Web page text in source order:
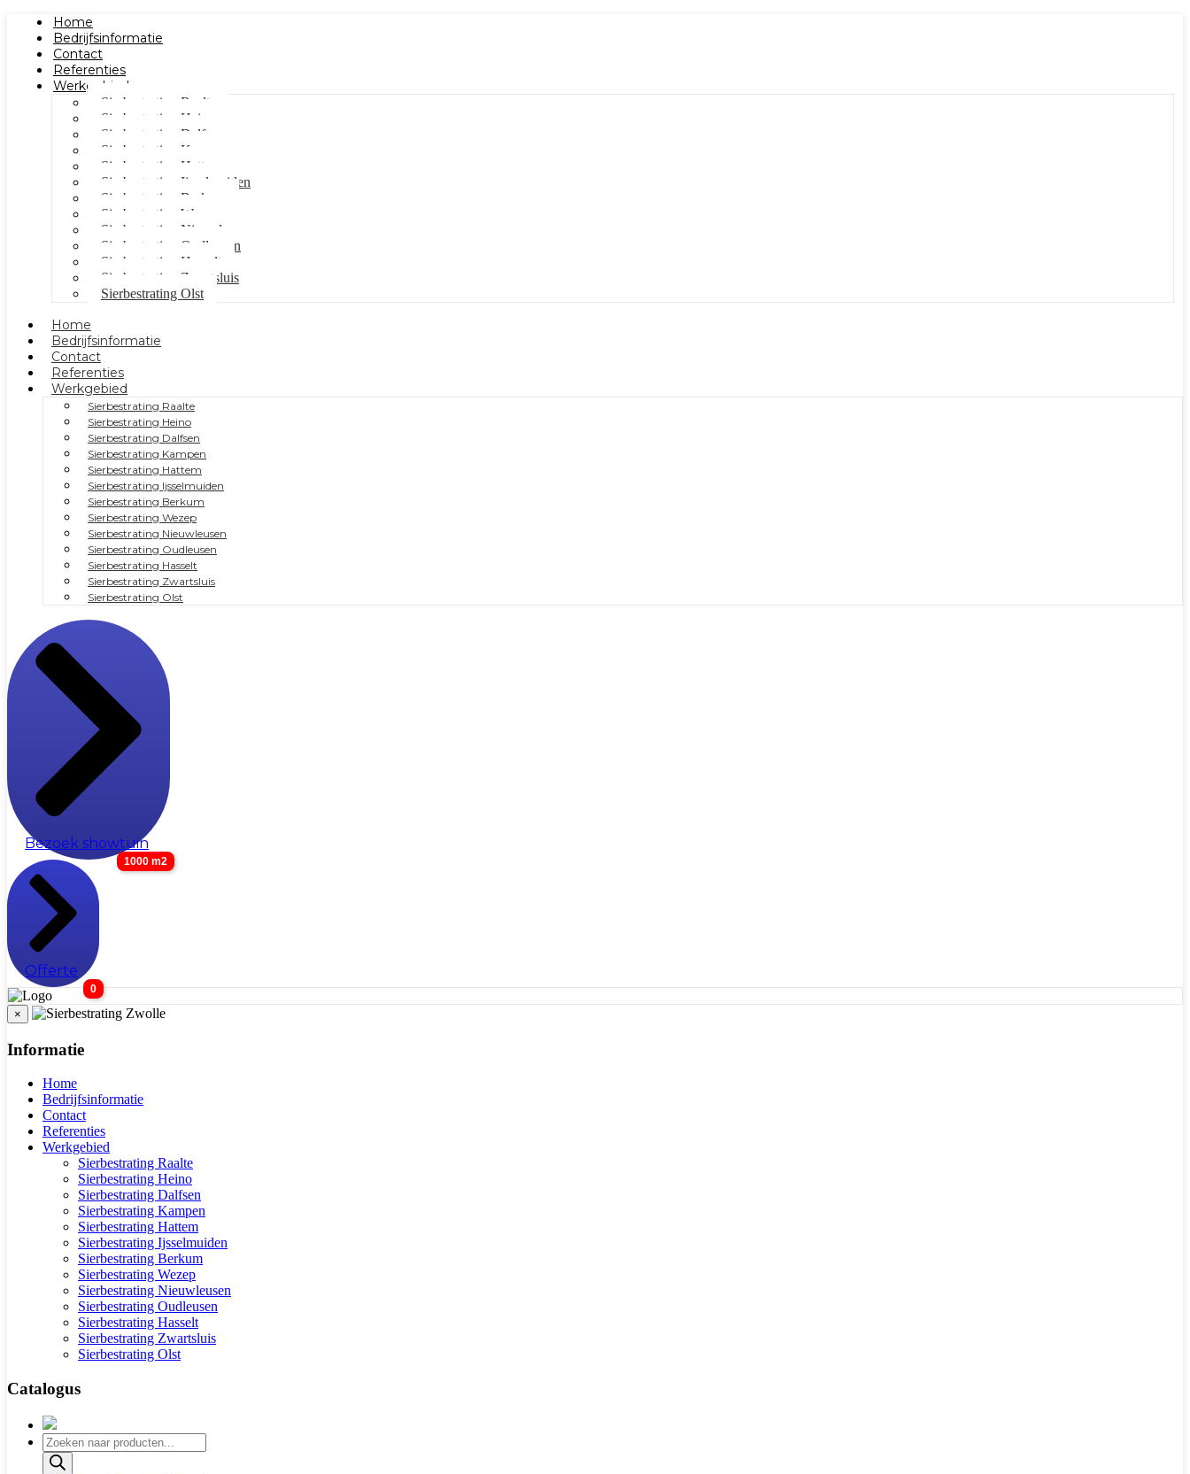
Home
Bedrijfsinformatie
Contact
Referenties
Werkgebied
Sierbestrating Raalte
Sierbestrating Heino
Sierbestrating Dalfsen
Sierbestrating Kampen
Sierbestrating Hattem
Sierbestrating Ijsselmuiden
Sierbestrating Berkum
Sierbestrating Wezep
Sierbestrating Nieuwleusen
Sierbestrating Oudleusen
Sierbestrating Hasselt
Sierbestrating Zwartsluis
Sierbestrating Olst
Home
Bedrijfsinformatie
Contact
Referenties
Werkgebied
Sierbestrating Raalte
Sierbestrating Heino
Sierbestrating Dalfsen
Sierbestrating Kampen
Sierbestrating Hattem
Sierbestrating Ijsselmuiden
Sierbestrating Berkum
Sierbestrating Wezep
Sierbestrating Nieuwleusen
Sierbestrating Oudleusen
Sierbestrating Hasselt
Sierbestrating Zwartsluis
Sierbestrating Olst
Bezoek showtuin
1000 m2
Offerte
0
×
Informatie
Home
Bedrijfsinformatie
Contact
Referenties
Werkgebied
Sierbestrating Raalte
Sierbestrating Heino
Sierbestrating Dalfsen
Sierbestrating Kampen
Sierbestrating Hattem
Sierbestrating Ijsselmuiden
Sierbestrating Berkum
Sierbestrating Wezep
Sierbestrating Nieuwleusen
Sierbestrating Oudleusen
Sierbestrating Hasselt
Sierbestrating Zwartsluis
Sierbestrating Olst
Catalogus
Producten
zoeken